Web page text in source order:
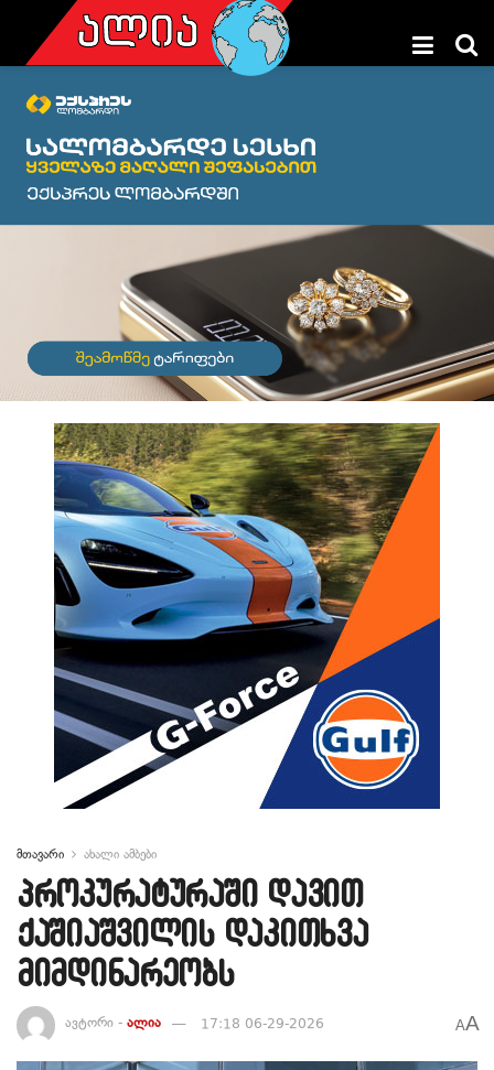
მთავარი ახალი ამბები
პროკურატურაში დავით
ქაშიაშვილის დაკითხვა
მიმდინარეობს
ავტორი - ალია 17:18 06-29-2026 AA